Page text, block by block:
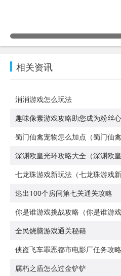
相关资讯
消消游戏怎么玩法
趣味像素游戏攻略助您成为粉丝
蜀门仙禽宠物怎么加点（蜀门仙禽
七龙珠游戏新玩法（七龙珠游戏新
逃出100个房间第七关通关攻略
全民烧脑游戏通关秘籍
腐朽之盾怎么过金铲铲